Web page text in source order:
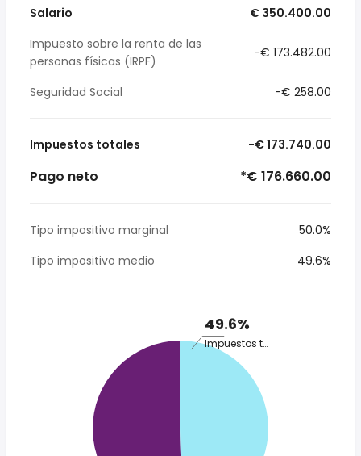
Salario
€ 350.400.00
Impuesto sobre la renta de las
personas físicas (IRPF)
-€ 173.482.00
Seguridad Social -€ 258.00
Impuestos totales -€ 173.740.00
Pago neto *€ 176.660.00
Tipo impositivo marginal
50.0%
Tipo impositivo medio
49.6%
49.6%
Impuestos totales